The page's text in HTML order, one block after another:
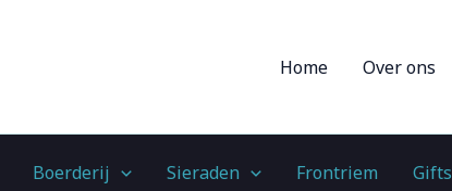
Home Over ons
Boerderij Sieraden Frontriem Gifts